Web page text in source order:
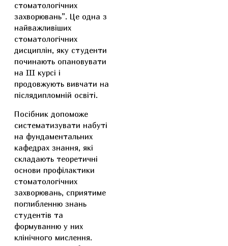
стоматологічних
захворювань”. Це одна з
найважливіших
стоматологічних
дисциплін, яку студенти
починають опановувати
на III курсі і
продовжують вивчати на
післядипломній освіті.
Посібник допоможе
систематизувати набуті
на фундаментальних
кафедрах знання, які
складають теоретичні
основи профілактики
стоматологічних
захворювань, сприятиме
поглибленню знань
студентів та
формуванню у них
клінічного мислення.